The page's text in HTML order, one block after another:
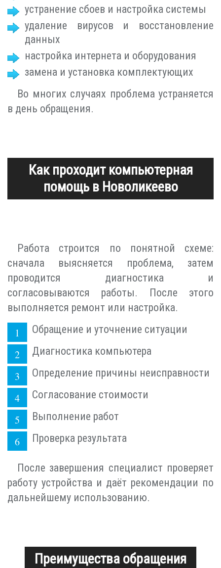
устранение сбоев и настройка системы
удаление вирусов и восстановление
данных
настройка интернета и оборудования
замена и установка комплектующих
Во многих случаях проблема устраняется
в день обращения.
Как проходит компьютерная
помощь в Новоликеево
Работа строится по понятной схеме:
сначала выясняется проблема, затем
проводится диагностика и
согласовываются работы. После этого
выполняется ремонт или настройка.
Обращение и уточнение ситуации
Диагностика компьютера
Определение причины неисправности
Согласование стоимости
Выполнение работ
Проверка результата
После завершения специалист проверяет
работу устройства и даёт рекомендации по
дальнейшему использованию.
Преимущества обращения